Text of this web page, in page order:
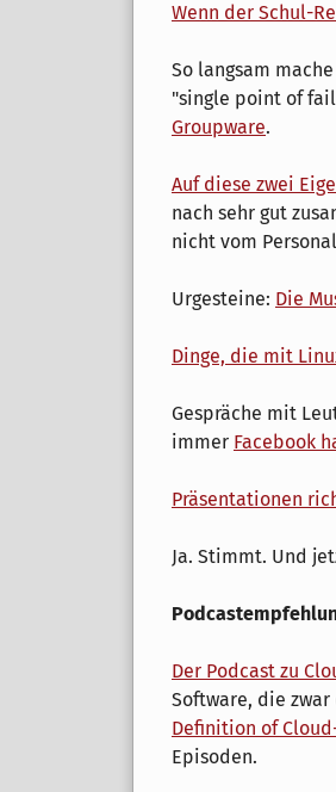
Wenn der Schul-
So langsam
"single point of
Groupware.
Auf diese zwei
nach sehr gut
nicht vom
Urgesteine: Die
Dinge, die mit
Gespräche mit
immer Facebook
Präsentationen
Ja. Stimmt. Und
Der Podcast zu
Software, die
Definition of
Episoden.